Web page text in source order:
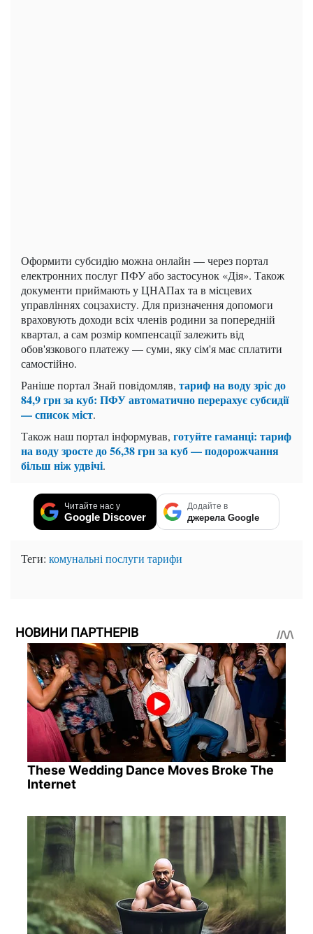
Оформити субсидію можна онлайн — через портал
електронних послуг ПФУ або застосунок «Дія». Також
документи приймають у ЦНАПах та в місцевих
управліннях соцзахисту. Для призначення допомоги
враховують доходи всіх членів родини за попередній
квартал, а сам розмір компенсації залежить від
обов'язкового платежу — суми, яку сім'я має сплатити
самостійно.
Раніше портал Знай повідомляв, тариф на воду зріс до
84,9 грн за куб: ПФУ автоматично перерахує субсидії
— список міст.
Також наш портал інформував, готуйте гаманці: тариф
на воду зросте до 56,38 грн за куб — подорожчання
більш ніж удвічі.
Читайте нас у
Google Discover
Додайте в
джерела Google
Теги: комунальні послуги тарифи
НОВИНИ ПАРТНЕРІВ
These Wedding Dance Moves Broke The
Internet